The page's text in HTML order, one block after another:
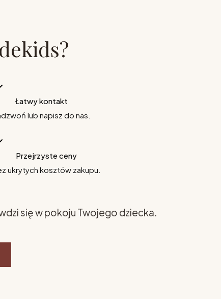
Łatwy kontakt
lub napisz do nas.
Przejrzyste ceny
ukrytych kosztów zakupu.
się w pokoju Twojego dziecka.